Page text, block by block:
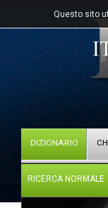
Questo sito
DIZIONARIO
RICERCA NORMALE